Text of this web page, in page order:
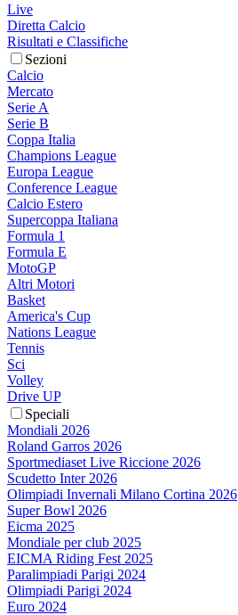
Live
Diretta Calcio
Risultati e Classifiche
Sezioni
Calcio
Mercato
Serie A
Serie B
Coppa Italia
Champions League
Europa League
Conference League
Calcio Estero
Supercoppa Italiana
Formula 1
Formula E
MotoGP
Altri Motori
Basket
America's Cup
Nations League
Tennis
Sci
Volley
Drive UP
Speciali
Mondiali 2026
Roland Garros 2026
Sportmediaset Live Riccione 2026
Scudetto Inter 2026
Olimpiadi Invernali Milano Cortina 2026
Super Bowl 2026
Eicma 2025
Mondiale per club 2025
EICMA Riding Fest 2025
Paralimpiadi Parigi 2024
Olimpiadi Parigi 2024
Euro 2024